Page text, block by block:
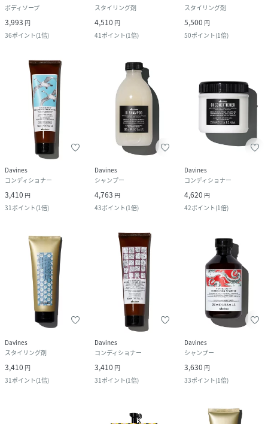
ボディソープ
3,993 円
36ポイント(1倍)
スタイリング剤
4,510 円
41ポイント(1倍)
スタイリング剤
5,500 円
50ポイント(1倍)
Davines
コンディショナー
3,410 円
31 ポイント(1倍)
Davines
シャンプー
4,763 円
43ポイント(1倍)
Davines
コンディショナー
4,620 円
42ポイント(1倍)
Davines
スタイリング剤
3,410 円
31 ポイント(1倍)
Davines
コンディショナー
3,410 円
31 ポイント(1倍)
Davines
シャンプー
3,630 円
33ポイント(1倍)